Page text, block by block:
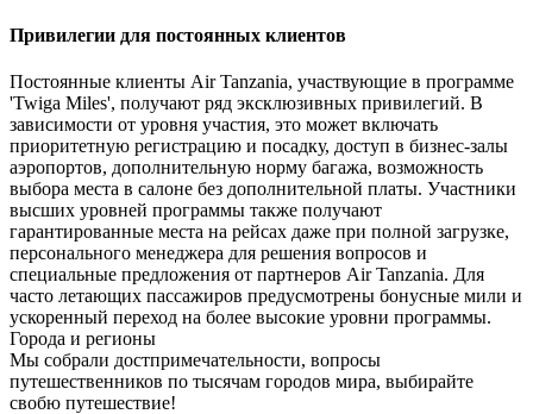
Привилегии для постоянных клиентов
Постоянные клиенты Air Tanzania, участвующие в программе
'Twiga Miles', получают ряд эксклюзивных привилегий. В
зависимости от уровня участия, это может включать
приоритетную регистрацию и посадку, доступ в бизнес-залы
аэропортов, дополнительную норму багажа, возможность
выбора места в салоне без дополнительной платы. Участники
высших уровней программы также получают
гарантированные места на рейсах даже при полной загрузке,
персонального менеджера для решения вопросов и
специальные предложения от партнеров Air Tanzania. Для
часто летающих пассажиров предусмотрены бонусные мили и
ускоренный переход на более высокие уровни программы.
Города и регионы
Мы собрали достпримечательности, вопросы
путешественников по тысячам городов мира, выбирайте
свобю путешествие!